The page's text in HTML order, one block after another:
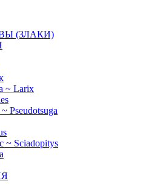
(ЗЛАКИ)
~ Larix
Pseudotsuga
~ Sciadopitys